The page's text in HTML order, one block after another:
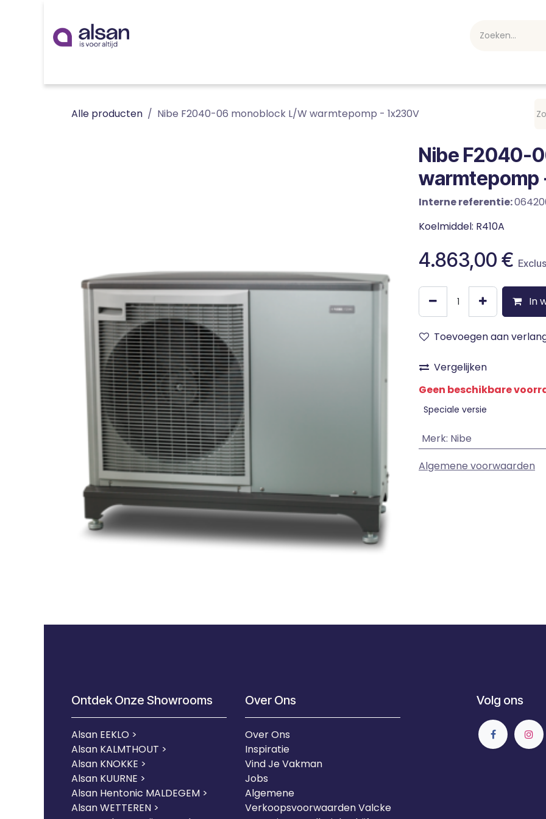
Alle producten Nibe F2040-06 monoblock L/W warmtepomp - 1x230V
Nibe F2040-
warmtepomp
Interne referentie:
Koelmiddel: R410A
4.863,00 €
In
Toevoegen aan
Vergelijken
Geen beschikbare
Speciale versie
Merk: Nibe
Algemene voorwaarden
Ontdek Onze Showrooms
Alsan EEKLO >
Alsan KALMTHOUT >
Alsan KNOKKE >
Alsan KUURNE >
Alsan Hentonic MALDEGEM >
Alsan WETTEREN >
Over Ons
Over Ons
Inspiratie
Vind Je Vakman
Jobs
Algemene
Verkoopsvoorwaarden Valcke
Volg ons